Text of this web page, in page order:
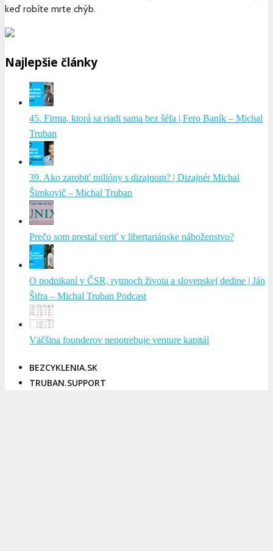
keď robíte mrte chýb.
Najlepšie články
45. Firma, ktorá sa riadi sama bez šéfa | Fero Baník – Michal
Truban
39. Ako zarobiť milióny s dizajnom? | Dizajnér Michal
Šimkovič – Michal Truban
Prečo som prestal veriť v libertariánske náboženstvo?
O podnikaní v ČSR, rytmoch života a slovenskej dedine | Ján
Šifra – Michal Truban Podcast
Väčšina founderov nepotrebuje venture kapitál
BEZCYKLENIA.SK
TRUBAN.SUPPORT